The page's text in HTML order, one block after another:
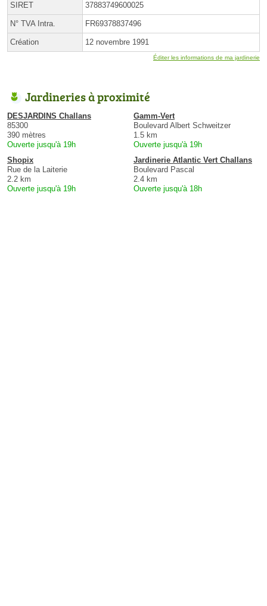
SIRET 37883749600025
N° TVA Intra. FR69378837496
Création 12 novembre 1991
Éditer les informations de ma jardinerie
Jardineries à proximité
DESJARDINS Challans
85300
390 mètres
Ouverte jusqu'à 19h
Gamm-Vert
Boulevard Albert Schweitzer
1.5 km
Ouverte jusqu'à 19h
Shopix
Rue de la Laiterie
2.2 km
Ouverte jusqu'à 19h
Jardinerie Atlantic Vert Challans
Boulevard Pascal
2.4 km
Ouverte jusqu'à 18h